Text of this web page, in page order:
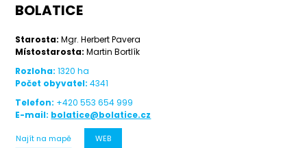
BOLATICE
Starosta:Mgr. Herbert Pavera
Místostarosta:Martin Bortlík
Rozloha:1320 ha
Počet obyvatel:4341
Telefon: +420 553 654 999
E-mail: bolatice@bolatice.cz
Najít na mapě WEB